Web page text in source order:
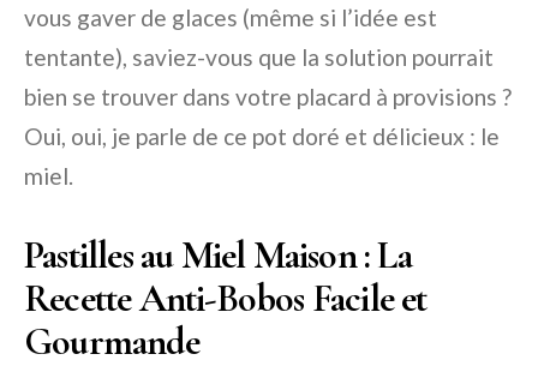
vous gaver de glaces (même si l’idée est
tentante), saviez-vous que la solution pourrait
bien se trouver dans votre placard à provisions ?
Oui, oui, je parle de ce pot doré et délicieux : le
miel.
Pastilles au Miel Maison : La
Recette Anti-Bobos Facile et
Gourmande